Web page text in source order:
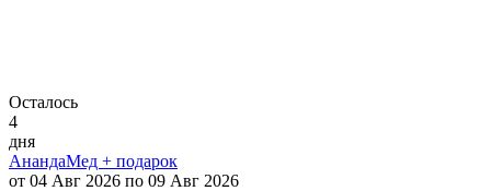
Осталось
4
дня
АнандаМед + подарок
от 04 Авг 2026 по 09 Авг 2026